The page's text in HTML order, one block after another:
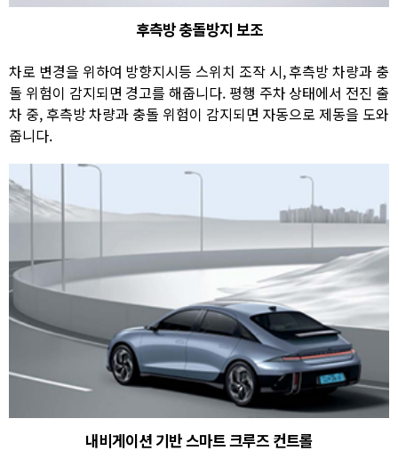
후측방 충돌방지 보조
차로 변경을 위하여 방향지시등 스위치 조작 시, 후측방 차량과 충
돌 위험이 감지되면 경고를 해줍니다. 평행 주차 상태에서 전진 출
차 중, 후측방 차량과 충돌 위험이 감지되면 자동으로 제동을 도와
줍니다.
내비게이션 기반 스마트 크루즈 컨트롤